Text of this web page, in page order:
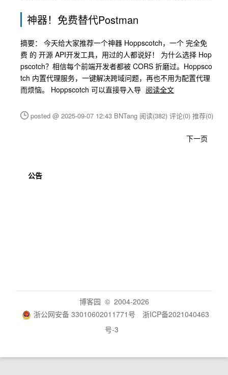
神器！免费替代Postman
摘要： 今天给大家推荐一个神器 Hoppscotch，一个 完全免
费 的 开源 API开发工具，用过的人都说好！ 为什么选择 Hop
pscotch？相信每个前端开发者都被 CORS 折磨过。Hoppsco
tch 内置代理服务，一键解决跨域问题，再也不用为配置代理
而烦恼。 Hoppscotch 可以直接导入导 阅读全文
posted @ 2025-09-07 12:43 BNTang 阅读(382) 评论(0) 推荐(0)
下一页
公告
博客园 © 2004-2026
浙公网安备 33010602011771号
浙ICP备2021040463
号-3